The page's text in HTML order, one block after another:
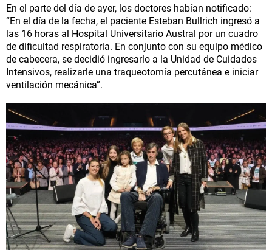
En el parte del día de ayer, los doctores habían notificado:
“En el día de la fecha, el paciente Esteban Bullrich ingresó a
las 16 horas al Hospital Universitario Austral por un cuadro
de dificultad respiratoria. En conjunto con su equipo médico
de cabecera, se decidió ingresarlo a la Unidad de Cuidados
Intensivos, realizarle una traqueotomía percutánea e iniciar
ventilación mecánica”.